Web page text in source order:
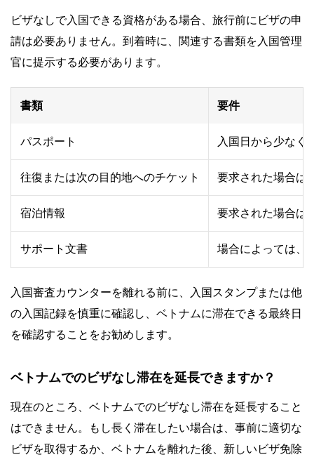
ビザなしで入国できる資格がある場合、旅行前にビザの申
請は必要ありません。到着時に、関連する書類を入国管理
官に提示する必要があります。
書類 要件
パスポート 入国日から少なく
往復または次の目的地へのチケット 要求された場合は
宿泊情報 要求された場合は
サポート文書 場合によっては、
入国審査カウンターを離れる前に、入国スタンプまたは他
の入国記録を慎重に確認し、ベトナムに滞在できる最終日
を確認することをお勧めします。
ベトナムでのビザなし滞在を延長できますか？
現在のところ、ベトナムでのビザなし滞在を延長すること
はできません。もし長く滞在したい場合は、事前に適切な
ビザを取得するか、ベトナムを離れた後、新しいビザ免除